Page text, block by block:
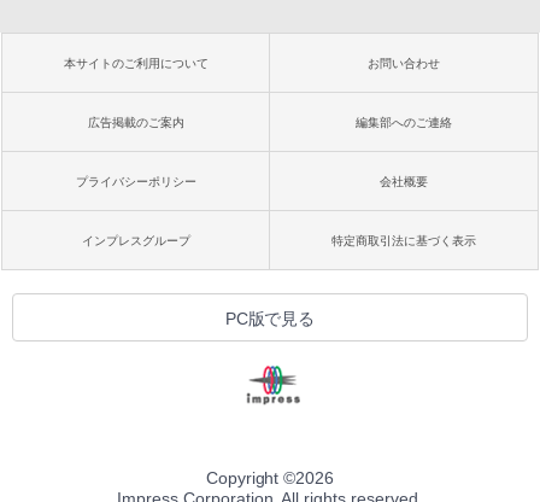
本サイトのご利用について お問い合わせ
広告掲載のご案内 編集部へのご連絡
プライバシーポリシー 会社概要
インプレスグループ 特定商取引法に基づく表示
PC版で見る
Copyright ©2026